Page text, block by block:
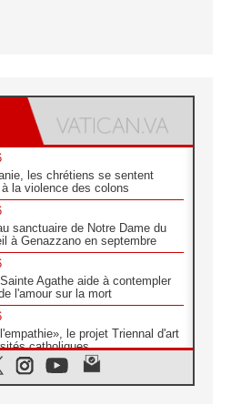
les chrétiens se sentent
la violence des colons
sanctuaire de Notre Dame du
à Genazzano en septembre
Agathe aide à contempler
l'amour sur la mort
le projet Triennal d'art
catholiques
donner la parole aux religieuses